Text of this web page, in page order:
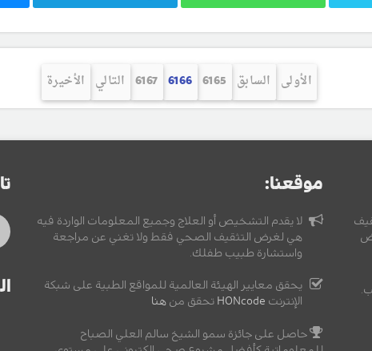
الأولى السابق 6165
6166
6167 التالي الأخيرة
موقعنا:
لا يقدم التشخيص أو العلاج وجميع المعلومات الواردة فيه
هي لغرض التثقيف الصحي فقط ولا تغني عن مراجعة
واستشارة طبيب طفلك.
يحقق معايير الهيئة العالمية للمواقع الطبية على شبكة
الإنترنت HONcode تحقق من هنا
حاصل على جائزة سمو الشيخ سالم العلي الصباح